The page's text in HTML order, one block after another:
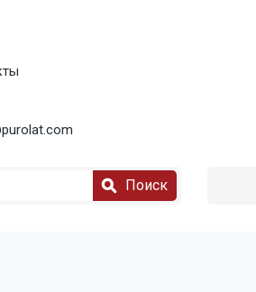
Поиск